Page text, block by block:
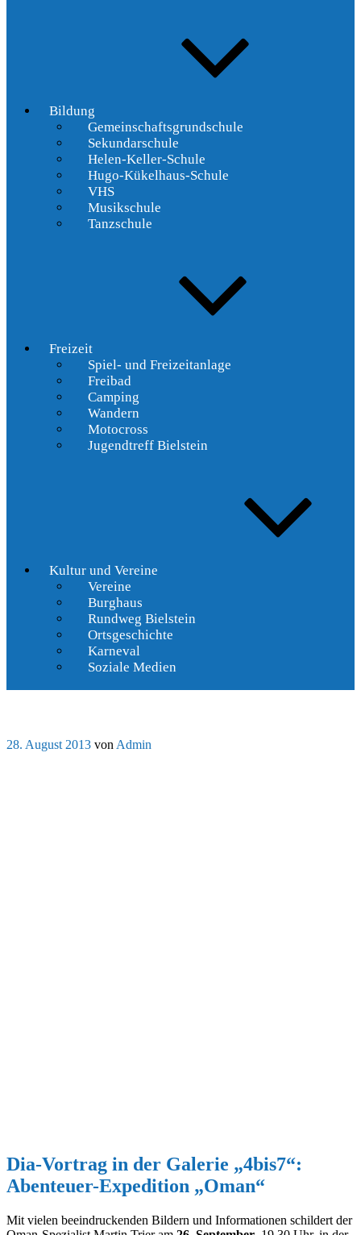
Bildung
Gemeinschaftsgrundschule
Sekundarschule
Helen-Keller-Schule
Hugo-Kükelhaus-Schule
VHS
Musikschule
Tanzschule
Freizeit
Spiel- und Freizeitanlage
Freibad
Camping
Wandern
Motocross
Jugendtreff Bielstein
Kultur und Vereine
Vereine
Burghaus
Rundweg Bielstein
Ortsgeschichte
Karneval
Soziale Medien
Veröffentlicht
28. August 2013 von Admin
Dia-Vortrag in der Galerie „4bis7“:
Abenteuer-Expedition „Oman“
Mit vielen beeindruckenden Bildern und Informationen schildert der